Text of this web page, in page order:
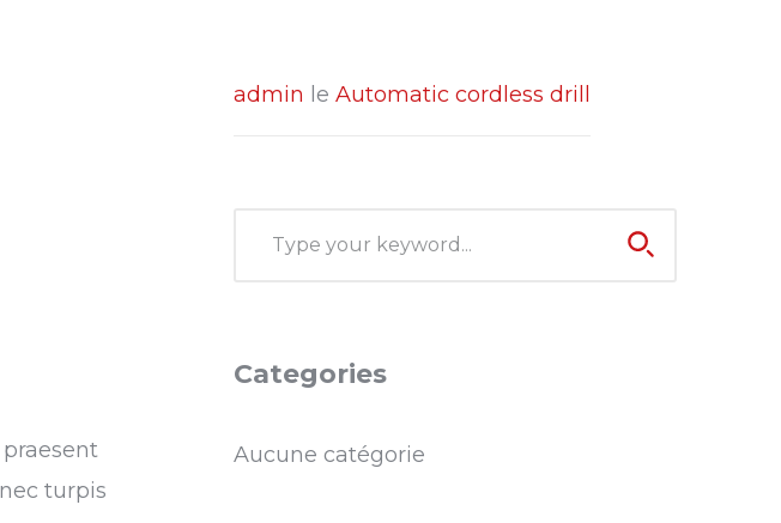
turpis
admin le Automatic cordless drill
Categories
Aucune catégorie